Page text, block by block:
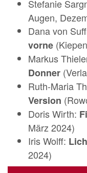
Stefanie
Augen,
Dana von
vorne
Markus
Donner
Ruth-Maria
Version
Doris Wirth:
März 2024)
Iris Wolff:
2024)